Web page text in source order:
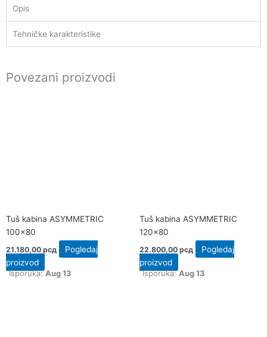
Opis
Tehničke karakteristike
Povezani proizvodi
Tuš kabina ASYMMETRIC
100×80
21.180,00 рсд
Pogledaj
proizvod
Isporuka:Aug 13
Tuš kabina ASYMMETRIC
120×80
22.800,00 рсд
Pogledaj
proizvod
Isporuka:Aug 13